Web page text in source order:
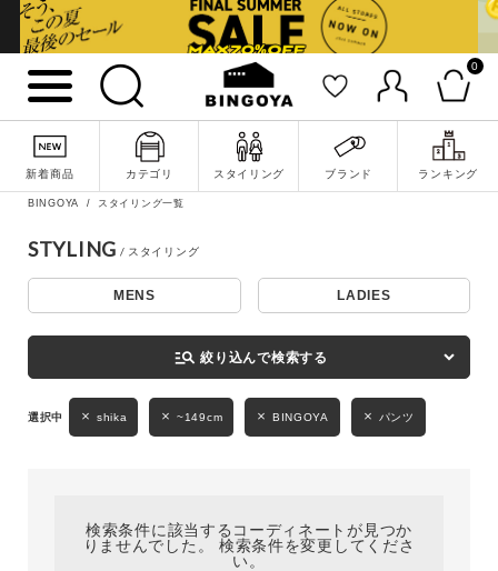
0
新着商品 カテゴリ スタイリング ブランド ランキング
詳細検索
BINGOYA スタイリング一覧
STYLING
MENS LADIES
manage_search 絞り込んで検索する
shika ~149cm BINGOYA パンツ
検索条件に該当するコーディネートが見つか
りませんでした。 検索条件を変更してくださ
い。